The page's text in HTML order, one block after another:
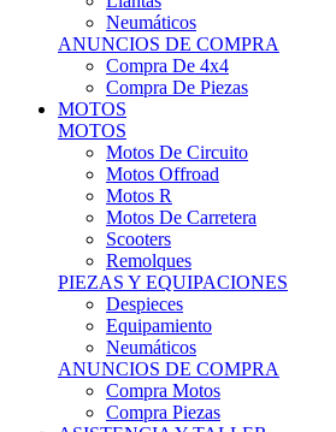
Neumáticos
ANUNCIOS DE COMPRA
Compra De 4x4
Compra De Piezas
MOTOS
MOTOS
Motos De Circuito
Motos Offroad
Motos R
Motos De Carretera
Scooters
Remolques
PIEZAS Y EQUIPACIONES
Despieces
Equipamiento
Neumáticos
ANUNCIOS DE COMPRA
Compra Motos
Compra Piezas